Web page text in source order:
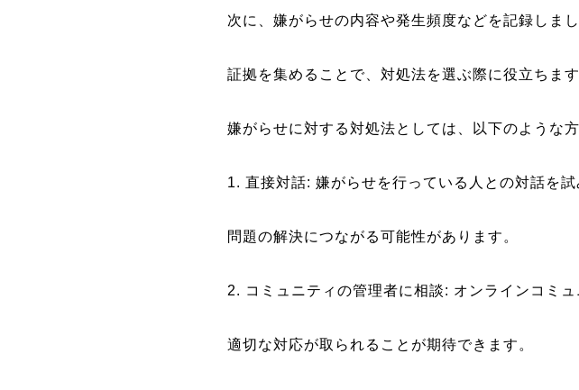
次に、嫌がらせの内容や発生頻度などを記録しまし
証拠を集めることで、対処法を選ぶ際に役立ちます
嫌がらせに対する対処法としては、以下のような方
1. 直接対話: 嫌がらせを行っている人との対話を試
問題の解決につながる可能性があります。
2. コミュニティの管理者に相談: オンラインコミ
適切な対応が取られることが期待できます。